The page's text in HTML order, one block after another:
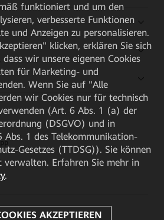
funktioniert und um den
verbesserte Funktionen
und Anzeigen zu personalisieren.
klicken, erklären Sie sich
wir unsere eigenen Cookies
für Marketing- und
Wenn Sie auf "Alle
wir Cookies nur für technisch
(Art. 6 Abs. 1 (a) der
(DSGVO) und in
Abs. 1 des Telekommunikation-
Gesetzes (TTDSG)). Sie können
verwalten. Erfahren Sie mehr in
.